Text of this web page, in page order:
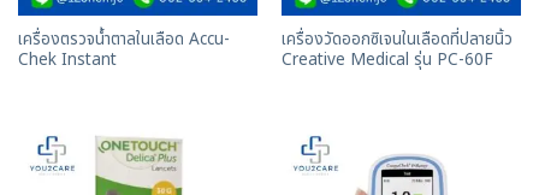
เครื่องตรวจน้ำตาลในเลือด Accu-
Chek Instant
เครื่องวัดออกซิเจนในเลือดที่ปลายนิ้ว
Creative Medical รุ่น PC-60F